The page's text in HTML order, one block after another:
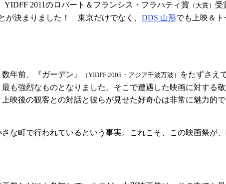
2011のロバート＆フランシス・フラハティ賞 （大賞） 受
が決まりました！ 東京だけでなく、 DDS 山形でも上映＆
年前、『ガーデン』 （YIDFF 2005・アジア千波万波）
をたずさえ
も強烈なものとなりました。そこで遭遇した映画に対する
映後の観客との対話と彼らが見せた好奇心は非常に魅力的
な町で行われているという事実。これこそ、この映画祭が